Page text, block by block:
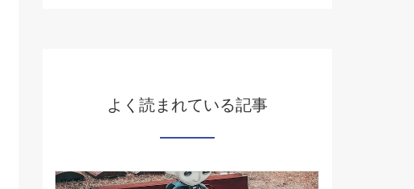
よく読まれている記事